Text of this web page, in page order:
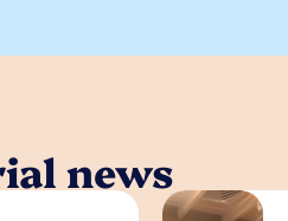
news